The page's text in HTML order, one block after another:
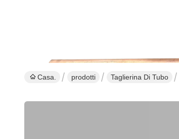
Casa. prodotti Taglierina Di Tubo